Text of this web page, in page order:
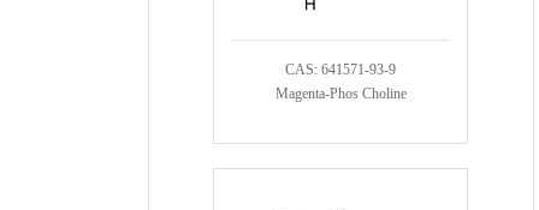
CAS: 641571-93-9
Magenta-Phos Choline